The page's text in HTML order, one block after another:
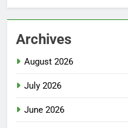
Archives
August 2026
July 2026
June 2026